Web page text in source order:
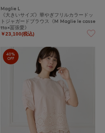
Maglie L
《大きいサイズ》華やぎフリルカラードッ
トジャガードブラウス《M Maglie le casse
tto×冨張愛》
￥23,100(税込)
40%
OFF